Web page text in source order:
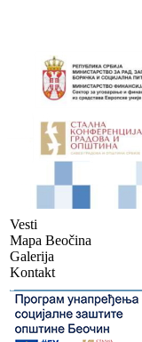
Vesti
Mapa Beočina
Galerija
Kontakt
-